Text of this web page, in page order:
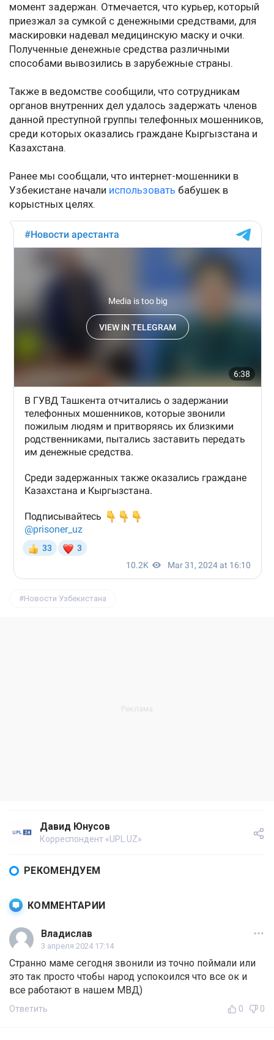
момент задержан. Отмечается, что курьер, который
приезжал за сумкой с денежными средствами, для
маскировки надевал медицинскую маску и очки.
Полученные денежные средства различными
способами вывозились в зарубежные страны.
Также в ведомстве сообщили, что сотрудникам
органов внутренних дел удалось задержать членов
данной преступной группы телефонных мошенников,
среди которых оказались граждане Кыргызстана и
Казахстана.
Ранее мы сообщали, что интернет-мошенники в
Узбекистане начали использовать бабушек в
корыстных целях.
Новости Узбекистана
Давид Юнусов
Корреспондент «UPL.UZ»
РЕКОМЕНДУЕМ
КОММЕНТАРИИ
Владислав
3 апреля 2024 17:14
Странно маме сегодня звонили из точно поймали или
это так просто чтобы народ успокоился что все ок и
все работают в нашем МВД)
Ответить 0 0